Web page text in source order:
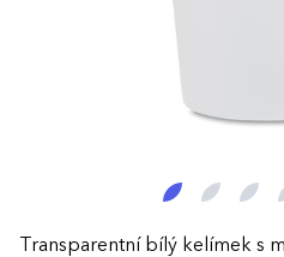
Transparentní bílý kelímek s